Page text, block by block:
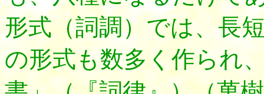
形式（詞調）では、長
の形式も数多く作られ